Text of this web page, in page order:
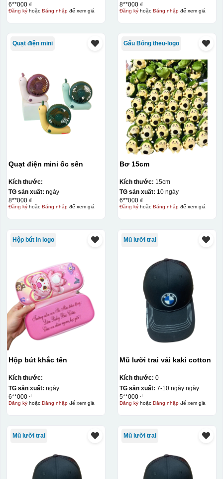
Hộp xi ly sứ
6**000 ₫
Đăng kýhoặc Đăng nhậpđể xem giá
8**000 ₫
Đăng kýhoặc Đăng nhậpđể xem giá
Quạt điện mini
Quạt điện mini ốc sên
Kích thước:
TG sản xuất: ngày
8**000 ₫
Đăng kýhoặc Đăng nhậpđể xem giá
Gấu Bông theu-logo
Bơ 15cm
Kích thước: 15cm
TG sản xuất: 10 ngày
6**000 ₫
Đăng kýhoặc Đăng nhậpđể xem giá
Hộp bút in logo
Hộp bút khắc tên
Kích thước:
TG sản xuất: ngày
6**000 ₫
Đăng kýhoặc Đăng nhậpđể xem giá
Mũ lưỡi trai
Mũ lưỡi trai vải kaki cotton
Kích thước: 0
TG sản xuất: 7-10 ngày ngày
5**000 ₫
Đăng kýhoặc Đăng nhậpđể xem giá
Mũ lưỡi trai Mũ lưỡi trai